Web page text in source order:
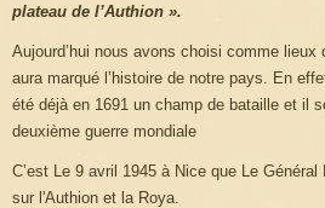
plateau de l’Authion ».
Aujourd’hui nous avons choisi comme lieux
aura marqué l’histoire de notre pays. En
été déjà en 1691 un champ de bataille et il
deuxième guerre mondiale
C’est Le 9 avril 1945 à Nice que Le
sur l'Authion et la Roya.